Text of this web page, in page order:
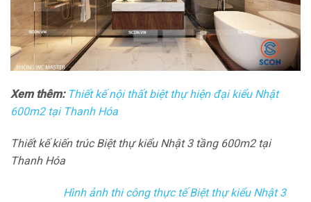
Xem thêm: Thiết kế nội thất biệt thự hiện đại kiểu Nhật
600m2 tại Thanh Hóa
Thiết kế kiến trúc Biệt thự kiểu Nhật 3 tầng 600m2 tại
Thanh Hóa
Hình ảnh thi công thực tế Biệt thự kiểu Nhật 3